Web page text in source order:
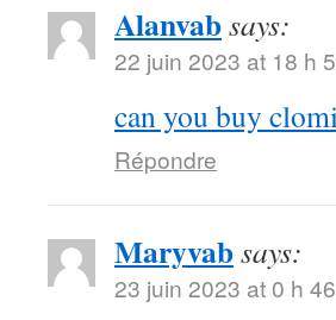
Alanvabsays:
22 juin 2023 at 18 h
can you buy
Répondre
Maryvabsays:
23 juin 2023 at 0 h